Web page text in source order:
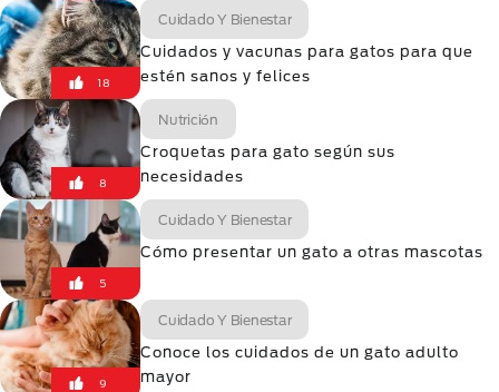
18
Cuidado Y Bienestar
Cuidados y vacunas para gatos para que
estén sanos y felices
8
Nutrición
Croquetas para gato según sus
necesidades
5
Cuidado Y Bienestar
Cómo presentar un gato a otras mascotas
9
Cuidado Y Bienestar
Conoce los cuidados de un gato adulto
mayor